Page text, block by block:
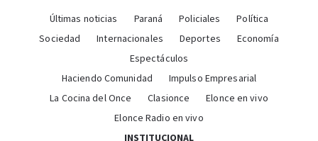
Últimas noticias Paraná Policiales
Política
Sociedad
Internacionales Deportes
Economía
Espectáculos
Haciendo Comunidad
Impulso Empresarial
La Cocina del Once
Clasionce
Elonce en vivo
Elonce Radio en vivo
INSTITUCIONAL